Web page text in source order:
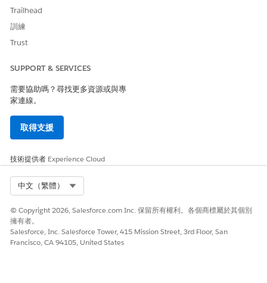
Trailhead
訓練
Trust
SUPPORT & SERVICES
需要協助嗎？尋找更多資源或與專
家連線。
取得支援
技術提供者 Experience Cloud
中文（繁體）
© Copyright 2026, Salesforce.com Inc. 保留所有權利。各個商標屬於其個別
擁有者。
Salesforce, Inc. Salesforce Tower, 415 Mission Street, 3rd Floor, San
Francisco, CA 94105, United States